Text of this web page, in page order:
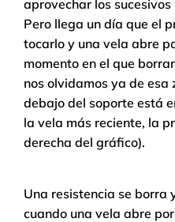
aprovechar los
Pero llega un día que el
tocarlo y una vela abre
momento en el que
nos olvidamos ya de
debajo del soporte está
la vela más reciente, la
derecha del gráfico).
Una resistencia se borra
cuando una vela abre